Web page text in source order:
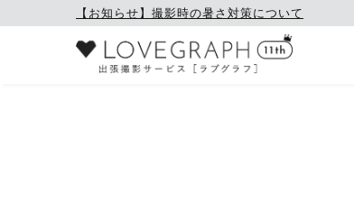
【お知らせ】撮影時の暑さ対策について